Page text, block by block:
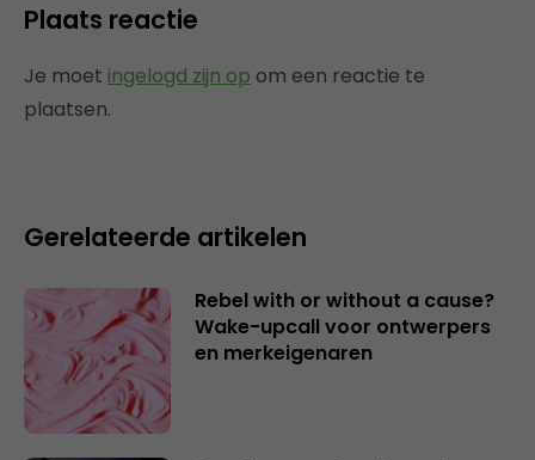
Plaats reactie
Je moet ingelogd zijn op om een reactie te
plaatsen.
Gerelateerde artikelen
Rebel with or without a cause?
Wake-upcall voor ontwerpers
en merkeigenaren